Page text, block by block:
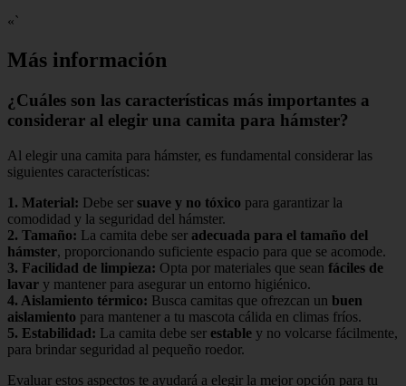
«`
Más información
¿Cuáles son las características más importantes a
considerar al elegir una camita para hámster?
Al elegir una camita para hámster, es fundamental considerar las
siguientes características:
1. Material: Debe ser suave y no tóxico para garantizar la
comodidad y la seguridad del hámster.
2. Tamaño: La camita debe ser adecuada para el tamaño del
hámster, proporcionando suficiente espacio para que se acomode.
3. Facilidad de limpieza: Opta por materiales que sean fáciles de
lavar y mantener para asegurar un entorno higiénico.
4. Aislamiento térmico: Busca camitas que ofrezcan un buen
aislamiento para mantener a tu mascota cálida en climas fríos.
5. Estabilidad: La camita debe ser estable y no volcarse fácilmente,
para brindar seguridad al pequeño roedor.
Evaluar estos aspectos te ayudará a elegir la mejor opción para tu